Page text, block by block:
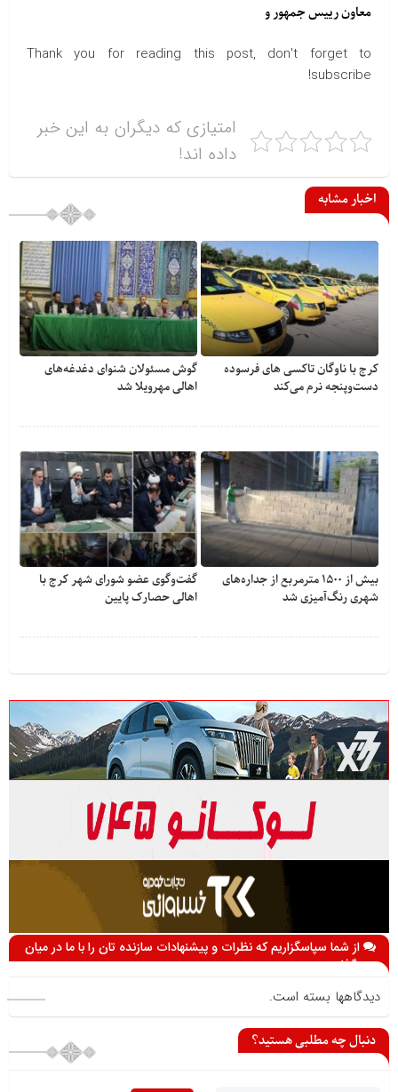
معاون رییس جمهور و
Thank you for reading this post, don't forget to
subscribe!
امتیازی که دیگران به این خبر
داده اند!
اخبار مشابه
کرج با ناوگان تاکسی های فرسوده
دست‌وپنجه نرم می‌کند
گوش مسئولان شنوای دغدغه‎‌های
اهالی مهرویلا شد
بیش از ۱۵۰۰ مترمربع از جداره‌های
شهری رنگ‌آمیزی شد
گفت‌وگوی عضو شورای شهر کرج با
اهالی حصارک پایین
از شما سپاسگزاریم که نظرات و پیشنهادات سازنده تان را با ما در میان
می گذارید
دیدگاهها بسته است.
دنبال چه مطلبی هستید؟